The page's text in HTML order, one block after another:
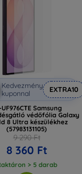
Kedvezmény
kuponnal
EXTRA10
UF976CTE Samsung
védőfólia Galaxy
8 Ultra készülékhez
(57983131105)
9 290 Ft
8 360 Ft
> 5 darab